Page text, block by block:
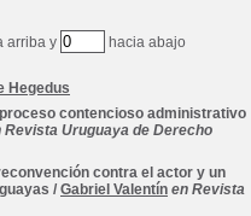
arriba y hacia abajo
Hegedus
contencioso administrativo
Revista Uruguaya de Derecho
contra el actor y un
/ Gabriel Valentín en Revista